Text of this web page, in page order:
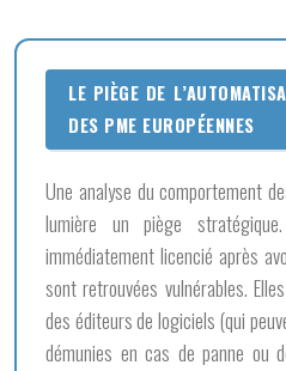
LE PIÈGE DE
DES PME EUROPÉENNES
Une analyse du comportement
lumière un piège
immédiatement licencié après
sont retrouvées vulnérables.
des éditeurs de logiciels (qui
démunies en cas de panne ou